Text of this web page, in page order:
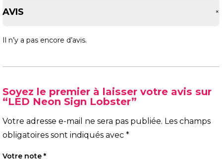
AVIS +
Il n’y a pas encore d’avis.
Soyez le premier à laisser votre avis sur
“LED Neon Sign Lobster”
Votre adresse e-mail ne sera pas publiée. Les champs
obligatoires sont indiqués avec *
Votre note *